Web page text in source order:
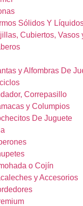
Sólidos Y
Cubiertos, Vasos
y Alfombras De
Correpasillo
y Columpios
De Juguete
o Cojín
y Accesorios